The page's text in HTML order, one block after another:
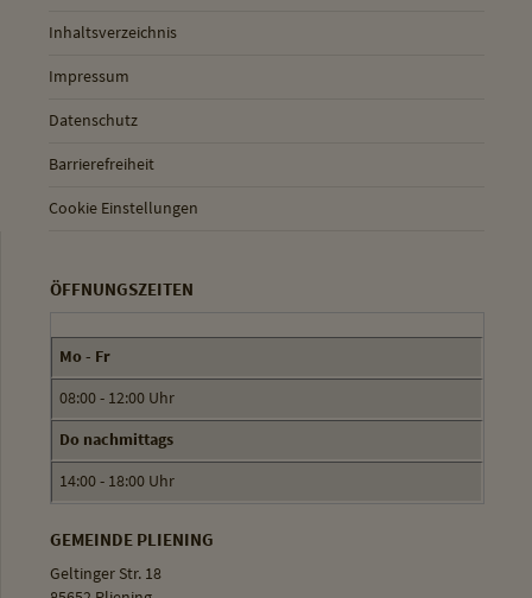
Inhaltsverzeichnis
Impressum
Datenschutz
Barrierefreiheit
Cookie Einstellungen
ÖFFNUNGSZEITEN
Mo - Fr
08:00 - 12:00 Uhr
Do nachmittags
14:00 - 18:00 Uhr
GEMEINDE PLIENING
Geltinger Str. 18